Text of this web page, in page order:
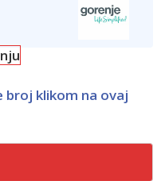
klikom na ovaj